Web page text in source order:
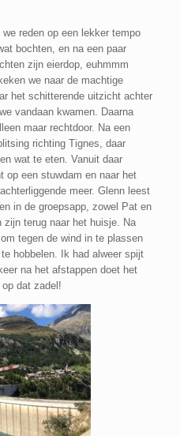
reden op een lekker tempo
bochten, en na een paar
zijn eierdop, euhmmm
we naar de machtige
het schitterende uitzicht achter
vandaan kwamen. Daarna
maar rechtdoor. Na een
richting Tignes, daar
wat te eten. Vanuit daar
op een stuwdam en naar het
meer. Glenn leest
in de groepsapp, zowel Pat en
zijn terug naar het huisje. Na
tegen de wind in te plassen
hobbelen. Ik had alweer spijt
na het afstappen doet het
dat zadel!